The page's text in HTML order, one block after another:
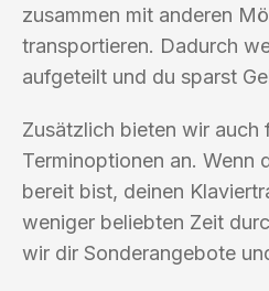
zusammen mit anderen
transportieren. Dadurch
aufgeteilt und du sparst
Zusätzlich bieten wir auch
Terminoptionen an. Wenn
bereit bist, deinen
weniger beliebten Zeit
wir dir Sonderangebote